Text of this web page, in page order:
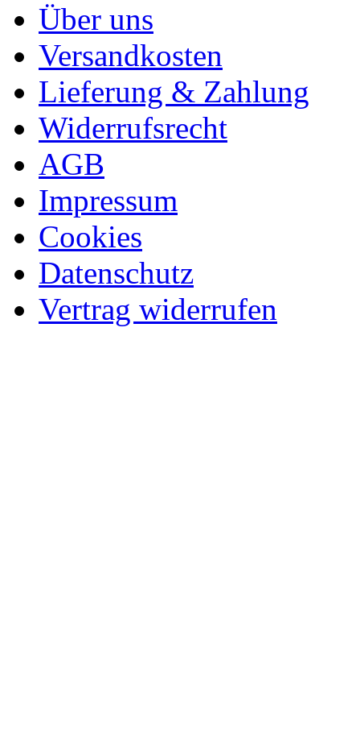
Über uns
Versandkosten
Lieferung & Zahlung
Widerrufsrecht
AGB
Impressum
Cookies
Datenschutz
Vertrag widerrufen